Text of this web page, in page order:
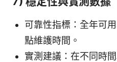
可靠性指標：全年可
點維護時間。
實測建議：在不同時